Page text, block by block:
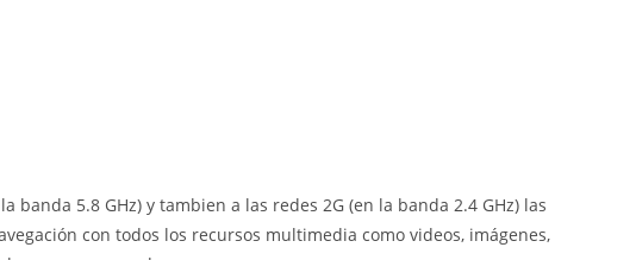
banda 5.8 GHz) y tambien a las redes 2G (en la banda 2.4 GHz) las
con todos los recursos multimedia como videos, imágenes,